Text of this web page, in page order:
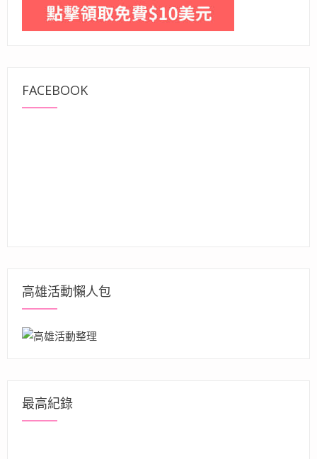
FACEBOOK
高雄活動懶人包
最高紀錄